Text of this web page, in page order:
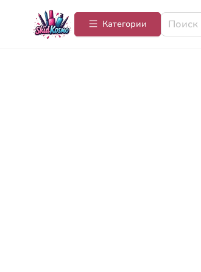
Категории